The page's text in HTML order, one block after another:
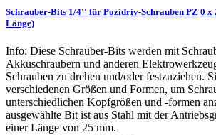
Schrauber-Bits 1/4'' für Pozidriv-Schrauben PZ 0 x
Länge)
Info: Diese Schrauber-Bits werden mit
Akkuschraubern und anderen
Schrauben zu drehen und/oder festzuziehen.
verschiedenen Größen und Formen, um
unterschiedlichen Kopfgrößen und -formen
ausgewählte Bit ist aus Stahl mit der
einer Länge von 25 mm.